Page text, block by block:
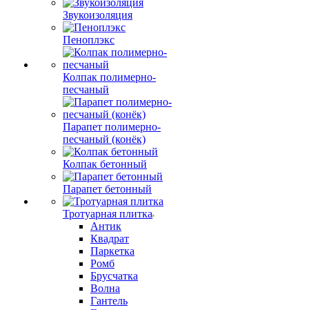
Звукоизоляция
Пеноплэкс
Колпак полимерно-
песчаный
Парапет полимерно-
песчаный (конёк)
Колпак бетонный
Парапет бетонный
Тротуарная плитка
Антик
Квадрат
Паркетка
Ромб
Брусчатка
Волна
Гантель